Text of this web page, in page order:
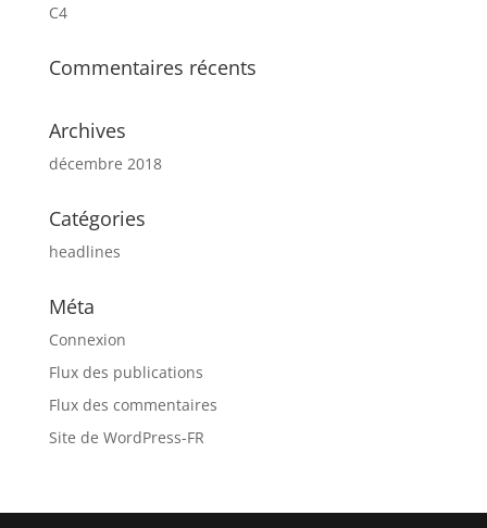
C4
Commentaires récents
Archives
décembre 2018
Catégories
headlines
Méta
Connexion
Flux des publications
Flux des commentaires
Site de WordPress-FR